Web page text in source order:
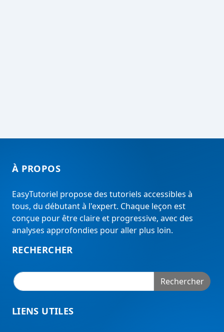
À PROPOS
EasyTutoriel propose des tutoriels accessibles à
tous, du débutant à l'expert. Chaque leçon est
conçue pour être claire et progressive, avec des
analyses approfondies pour aller plus loin.
RECHERCHER
Rechercher
LIENS UTILES